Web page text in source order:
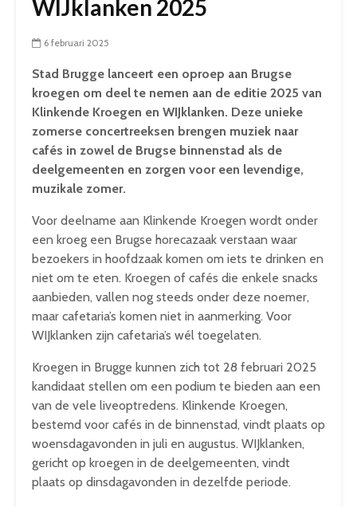
WIJklanken 2025
6 februari 2025
Stad Brugge lanceert een oproep aan Brugse
kroegen om deel te nemen aan de editie 2025 van
Klinkende Kroegen en WIJklanken. Deze unieke
zomerse concertreeksen brengen muziek naar
cafés in zowel de Brugse binnenstad als de
deelgemeenten en zorgen voor een levendige,
muzikale zomer.
Voor deelname aan Klinkende Kroegen wordt onder
een kroeg een Brugse horecazaak verstaan waar
bezoekers in hoofdzaak komen om iets te drinken en
niet om te eten. Kroegen of cafés die enkele snacks
aanbieden, vallen nog steeds onder deze noemer,
maar cafetaria’s komen niet in aanmerking. Voor
WIJklanken zijn cafetaria’s wél toegelaten.
Kroegen in Brugge kunnen zich tot 28 februari 2025
kandidaat stellen om een podium te bieden aan een
van de vele liveoptredens. Klinkende Kroegen,
bestemd voor cafés in de binnenstad, vindt plaats op
woensdagavonden in juli en augustus. WIJklanken,
gericht op kroegen in de deelgemeenten, vindt
plaats op dinsdagavonden in dezelfde periode.